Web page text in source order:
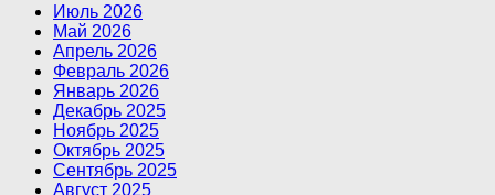
Июль 2026
Май 2026
Апрель 2026
Февраль 2026
Январь 2026
Декабрь 2025
Ноябрь 2025
Октябрь 2025
Сентябрь 2025
Август 2025